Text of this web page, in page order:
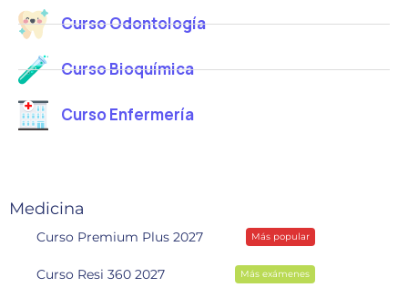
Curso Odontología
Curso Bioquímica
Curso Enfermería
Medicina
Curso Premium Plus 2027 Más popular
Curso Resi 360 2027 Más exámenes